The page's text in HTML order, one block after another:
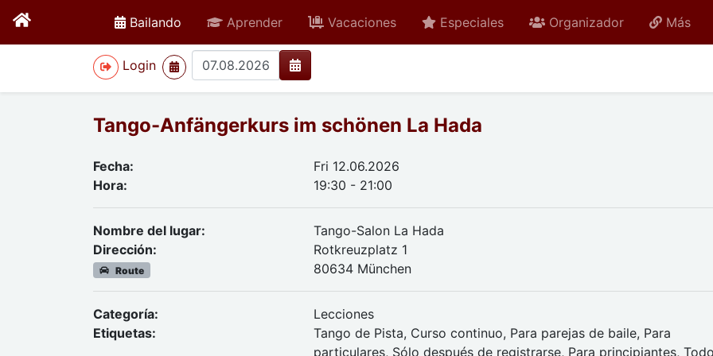
Bailando active Aprender Vacaciones Especiales Organizador Más
Login
>
Tango-Anfängerkurs im schönen La Hada
Fecha:
Fri 12.06.2026
Hora:
19:30 - 21:00
Nombre del lugar:
Tango-Salon La Hada
Dirección:
Route
Rotkreuzplatz 1
80634 München
Categoría:
Lecciones
Etiquetas:
Tango de Pista, Curso continuo, Para parejas de baile, Para
particulares, Sólo después de registrarse, Para principiantes,